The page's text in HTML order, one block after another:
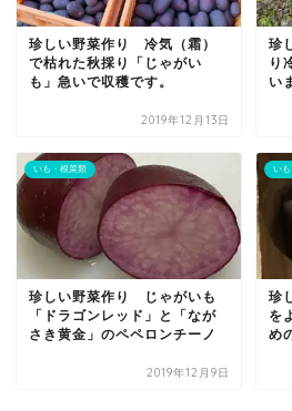
珍しい野菜作り 冷気（霜）
で枯れた秋採り「じゃがい
も」急いで収穫です。
2019年12月13日
珍
り
い
いも・根菜類
珍しい野菜作り じゃがいも
「ドラゴンレッド」と「なが
さき黄金」のペペロンチーノ
2019年12月9日
い
珍
を
め